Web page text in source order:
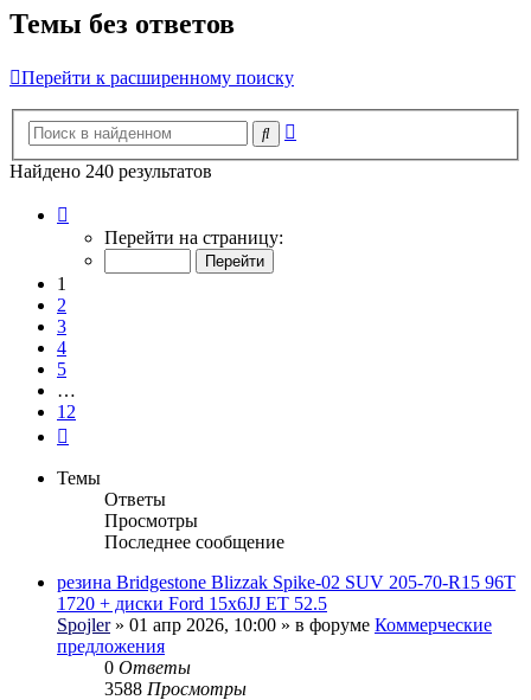
Темы без ответов
Перейти к расширенному поиску
Поиск
Найдено 240 результатов
Перейти на страницу:
1
2
3
4
5
…
12
Темы
Ответы
Просмотры
Последнее сообщение
резина Bridgestone Blizzak Spike-02 SUV 205-70-R15 96T
1720 + диски Ford 15x6JJ ET 52.5
Spojler» 01 апр 2026, 10:00 » в форуме Коммерческие
предложения
0 Ответы
3588 Просмотры